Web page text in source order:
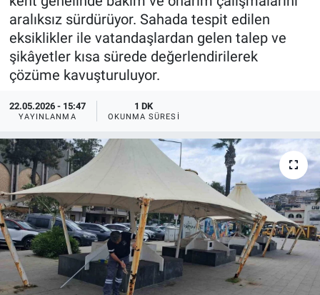
aralıksız sürdürüyor. Sahada tespit edilen
eksiklikler ile vatandaşlardan gelen talep ve
şikâyetler kısa sürede değerlendirilerek
çözüme kavuşturuluyor.
22.05.2026 - 15:47
YAYINLANMA
1 DK
OKUNMA SÜRESI